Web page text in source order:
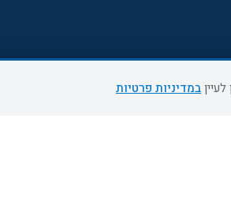
במדיניות פרטיות